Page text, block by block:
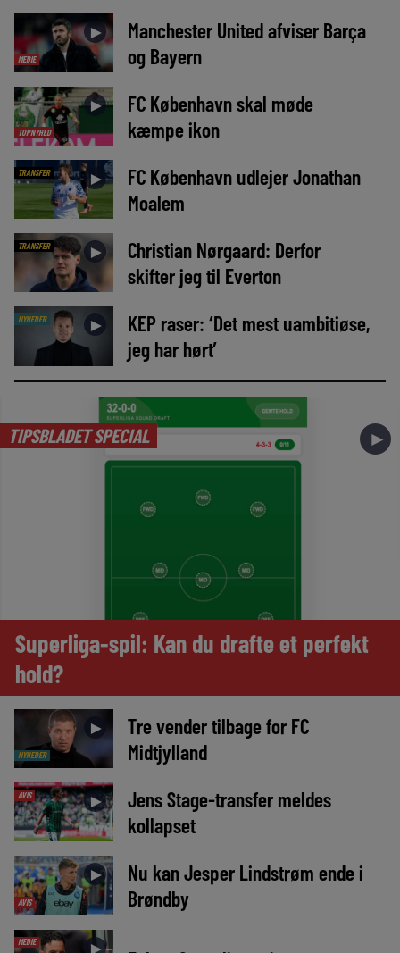
MEDIE
►
Manchester United afviser Barça
og Bayern
TOPNYHED
►
FC København skal møde
kæmpe ikon
TRANSFER ►
FC København udlejer Jonathan
Moalem
TRANSFER ►
Christian Nørgaard: Derfor
skifter jeg til Everton
NYHEDER ►
KEP raser: ‘Det mest uambitiøse,
jeg har hørt’
TIPSBLADET SPECIAL ►
Superliga-spil: Kan du drafte et perfekt
hold?
NYHEDER
►
Tre vender tilbage for FC
Midtjylland
AVIS ►
Jens Stage-transfer meldes
kollapset
AVIS
►
Nu kan Jesper Lindstrøm ende i
Brøndby
MEDIE ►